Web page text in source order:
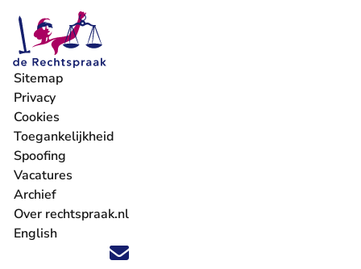
Volg ons op X (Twitter) - U verlaat Rechtspraak.nl
Volg ons op Facebook - U verlaat Rechtspraak.nl
Volg ons op Instagram - U verlaat Rechtspraak.nl
Volg ons op Youtube - U verlaat Rechtspraak.nl
Volg ons op LinkedIn - U verlaat
'Blijf op de hoogte' nieuwsbrief - U verlaat
Sitemap
Privacy
Cookies
Toegankelijkheid
Spoofing
Vacatures
- U verlaat Rechtspraak.nl
Archief
Over rechtspraak.nl
English